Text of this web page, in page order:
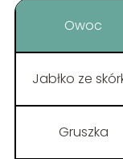
Owoc
Jabłko ze
Gruszka